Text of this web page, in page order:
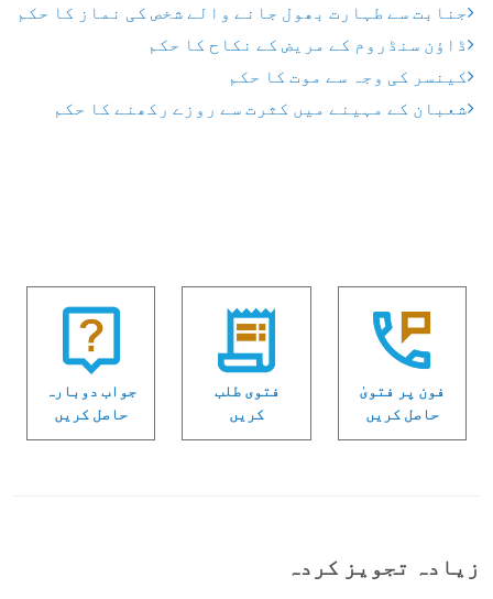
جنابت سے طہارت بھول جانے والے شخص کی نماز کا حکم
ڈاؤن سنڈروم کے مریض کے نکاح کا حکم
کینسر کی وجہ سے موت کا حکم
شعبان کے مہینے میں کثرت سے روزے رکھنے کا حکم
فون پر فتویٰ
حاصل کریں
فتوی طلب
کریں
جواب دوبارہ
حاصل کریں
زیادہ تجویز کردہ